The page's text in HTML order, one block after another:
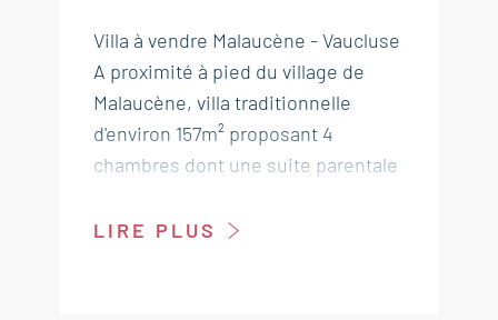
Villa à vendre Malaucène - Vaucluse
A proximité à pied du village de
Malaucène, villa traditionnelle
d'environ 157m² proposant 4
chambres dont une suite parentale
espace de jour, lumineux, de plus
LIRE PLUS